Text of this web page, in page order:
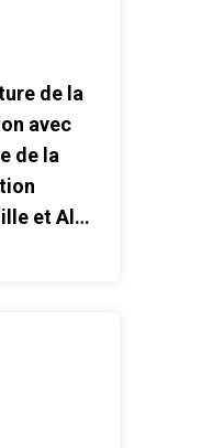
de la
avec
de la
et Al